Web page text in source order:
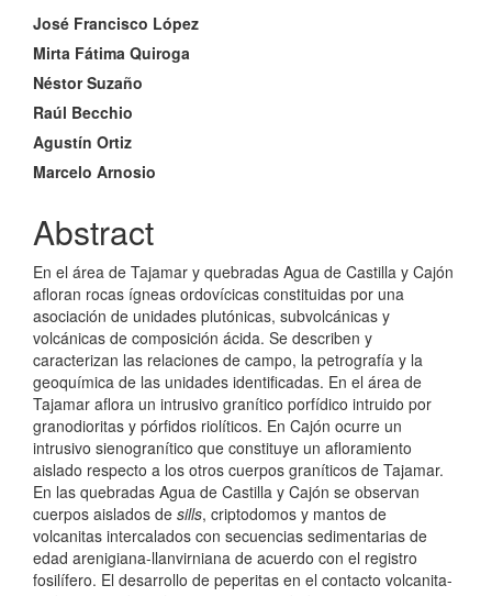
Main
Article
Content
José Francisco López
Mirta Fátima Quiroga
Néstor Suzaño
Raúl Becchio
Agustín Ortiz
Marcelo Arnosio
Abstract
En el área de Tajamar y quebradas Agua de Castilla y Cajón
afloran rocas ígneas ordovícicas constituidas por una
asociación de unidades plutónicas, subvolcánicas y
volcánicas de composición ácida. Se describen y
caracterizan las relaciones de campo, la petrografía y la
geoquímica de las unidades identificadas. En el área de
Tajamar aflora un intrusivo granítico porfídico intruido por
granodioritas y pórfidos riolíticos. En Cajón ocurre un
intrusivo sienogranítico que constituye un afloramiento
aislado respecto a los otros cuerpos graníticos de Tajamar.
En las quebradas Agua de Castilla y Cajón se observan
cuerpos aislados de sills, criptodomos y mantos de
volcanitas intercalados con secuencias sedimentarias de
edad arenigiana-llanvirniana de acuerdo con el registro
fosilífero. El desarrollo de peperitas en el contacto volcanita-